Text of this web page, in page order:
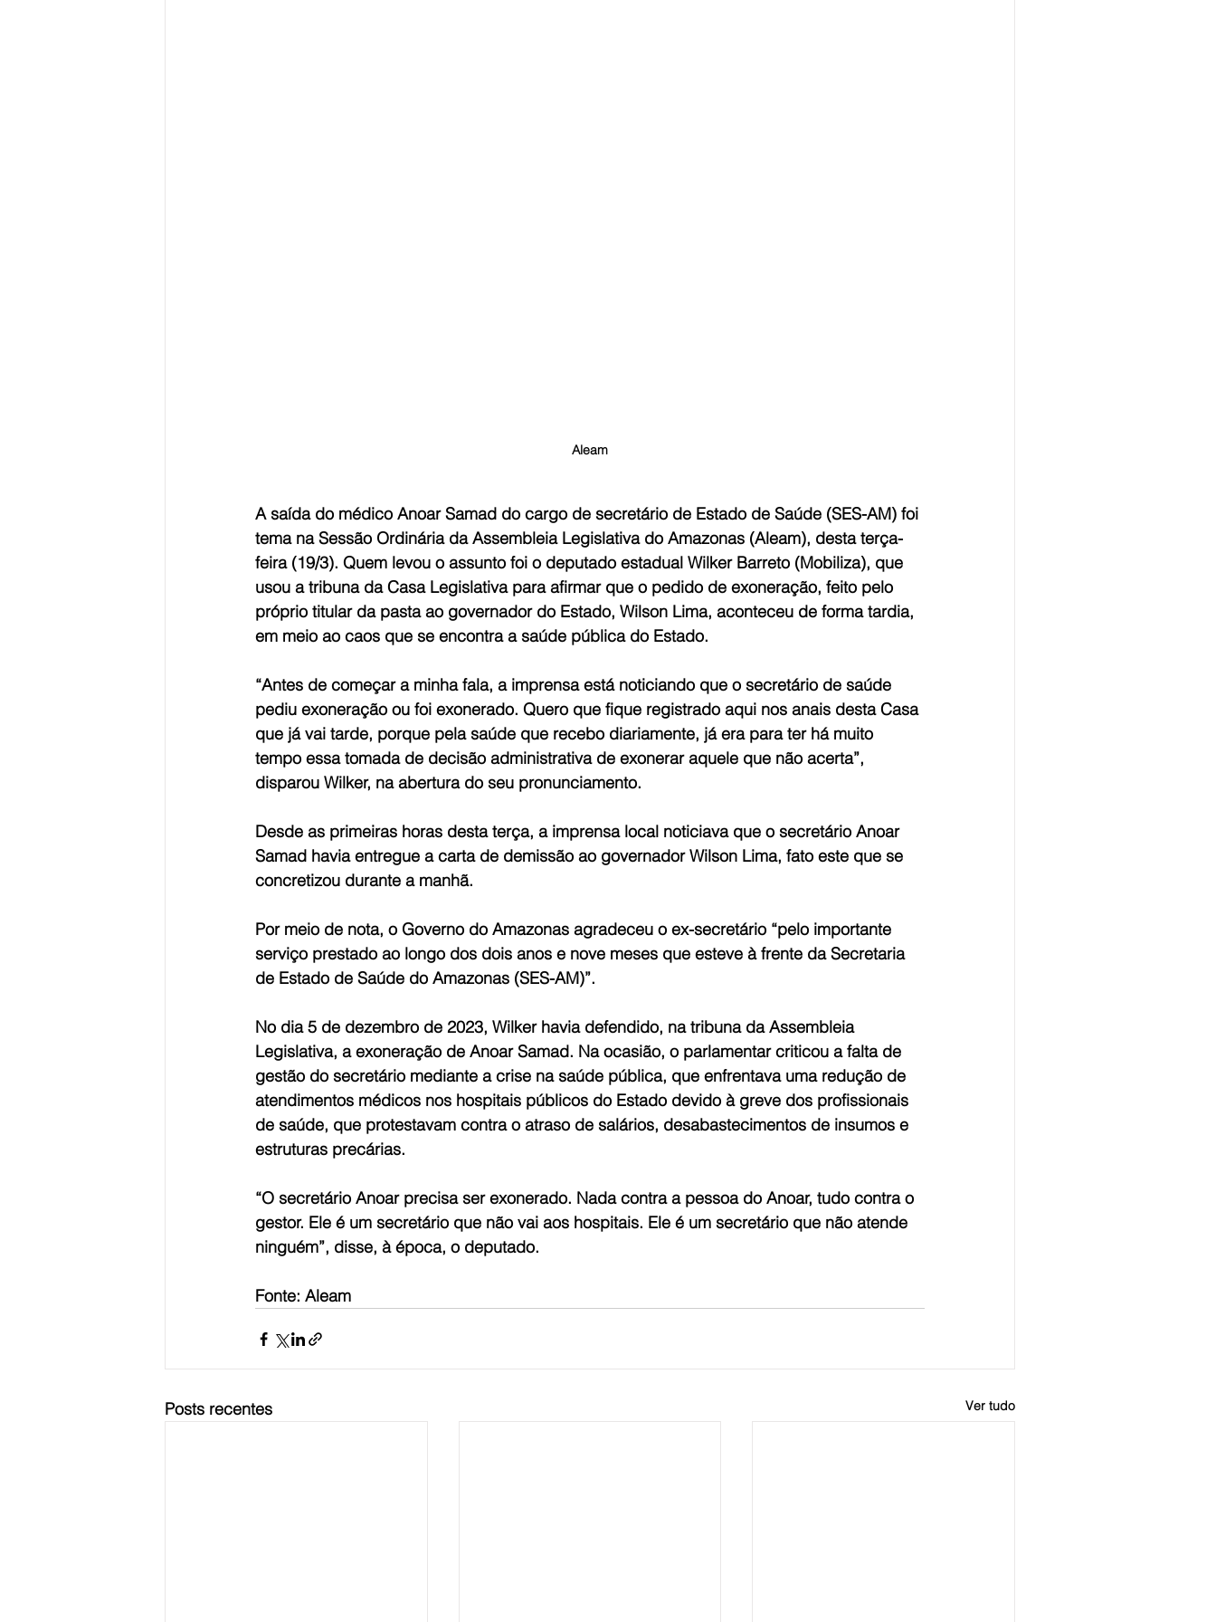
Aleam
A saída do médico Anoar Samad do cargo de secretário de Estado de Saúde (SES-AM) foi
tema na Sessão Ordinária da Assembleia Legislativa do Amazonas (Aleam), desta terça-
feira (19/3). Quem levou o assunto foi o deputado estadual Wilker Barreto (Mobiliza), que
usou a tribuna da Casa Legislativa para afirmar que o pedido de exoneração, feito pelo
próprio titular da pasta ao governador do Estado, Wilson Lima, aconteceu de forma tardia,
em meio ao caos que se encontra a saúde pública do Estado.
“Antes de começar a minha fala, a imprensa está noticiando que o secretário de saúde
pediu exoneração ou foi exonerado. Quero que fique registrado aqui nos anais desta Casa
que já vai tarde, porque pela saúde que recebo diariamente, já era para ter há muito
tempo essa tomada de decisão administrativa de exonerar aquele que não acerta”,
disparou Wilker, na abertura do seu pronunciamento.
Desde as primeiras horas desta terça, a imprensa local noticiava que o secretário Anoar
Samad havia entregue a carta de demissão ao governador Wilson Lima, fato este que se
concretizou durante a manhã.
Por meio de nota, o Governo do Amazonas agradeceu o ex-secretário “pelo importante
serviço prestado ao longo dos dois anos e nove meses que esteve à frente da Secretaria
de Estado de Saúde do Amazonas (SES-AM)”.
No dia 5 de dezembro de 2023, Wilker havia defendido, na tribuna da Assembleia
Legislativa, a exoneração de Anoar Samad. Na ocasião, o parlamentar criticou a falta de
gestão do secretário mediante a crise na saúde pública, que enfrentava uma redução de
atendimentos médicos nos hospitais públicos do Estado devido à greve dos profissionais
de saúde, que protestavam contra o atraso de salários, desabastecimentos de insumos e
estruturas precárias.
“O secretário Anoar precisa ser exonerado. Nada contra a pessoa do Anoar, tudo contra o
gestor. Ele é um secretário que não vai aos hospitais. Ele é um secretário que não atende
ninguém”, disse, à época, o deputado.
Fonte: Aleam
Posts recentes Ver tudo